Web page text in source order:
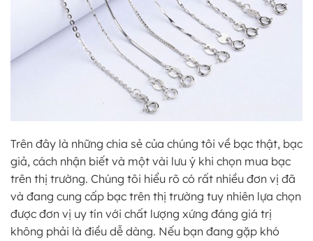
Trên đây là những chia sẻ của chúng tôi về bạc thật, bạc
giả, cách nhận biết và một vài lưu ý khi chọn mua bạc
trên thị trường. Chúng tôi hiểu rõ có rất nhiều đơn vị đã
và đang cung cấp bạc trên thị trường tuy nhiên lựa chọn
được đơn vị uy tín với chất lượng xứng đáng giá trị
không phải là điều dễ dàng. Nếu bạn đang gặp khó